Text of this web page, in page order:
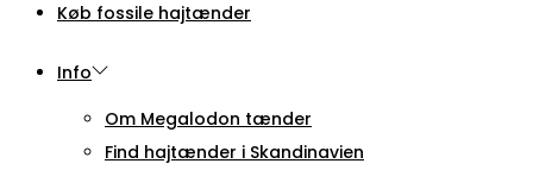
Køb fossile hajtænder
Info
Om Megalodon tænder
Find hajtænder i Skandinavien